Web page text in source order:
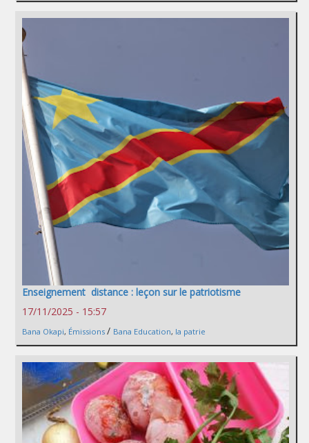
Enseignement distance : leçon sur le patriotisme
17/11/2025 - 15:57
Bana Okapi, Émissions / Bana Education, la patrie